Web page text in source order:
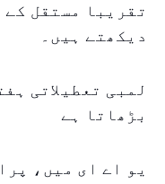
تقریبا مستقل
دیکھتے ہیں۔
لمبی تعطیلاتی
بڑھاتا ہے
یو اے ای میں،